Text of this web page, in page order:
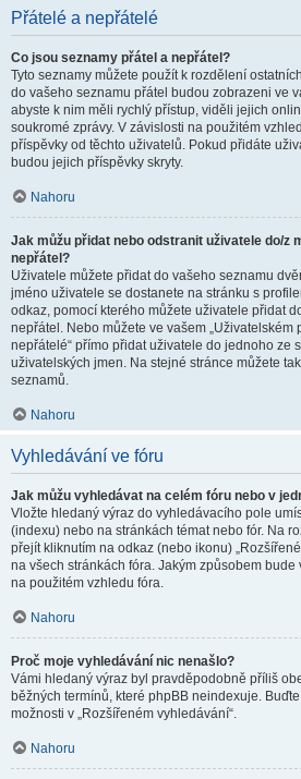
Přátelé a nepřátelé
Co jsou seznamy přátel a nepřátel?
Tyto seznamy můžete použít k rozdělení
do vašeho seznamu přátel budou zobrazeni ve
abyste k nim měli rychlý přístup, viděli jejich
soukromé zprávy. V závislosti na použitém
příspěvky od těchto uživatelů. Pokud přidáte
budou jejich příspěvky skryty.
Nahoru
Jak můžu přidat nebo odstranit uživatele do/z
nepřátel?
Uživatele můžete přidat do vašeho seznamu
jméno uživatele se dostanete na stránku s
odkaz, pomocí kterého můžete uživatele přidat
nepřátel. Nebo můžete ve vašem „Uživatelském
nepřátelé“ přímo přidat uživatele do jednoho ze
uživatelských jmen. Na stejné stránce můžete
seznamů.
Nahoru
Vyhledávání ve fóru
Jak můžu vyhledávat na celém fóru nebo v
Vložte hledaný výraz do vyhledávacího pole
(indexu) nebo na stránkách témat nebo fór. Na
přejít kliknutím na odkaz (nebo ikonu)
na všech stránkách fóra. Jakým způsobem
na použitém vzhledu fóra.
Nahoru
Proč moje vyhledávání nic nenašlo?
Vámi hledaný výraz byl pravděpodobně příliš
běžných termínů, které phpBB neindexuje.
možnosti v „Rozšířeném vyhledávání“.
Nahoru